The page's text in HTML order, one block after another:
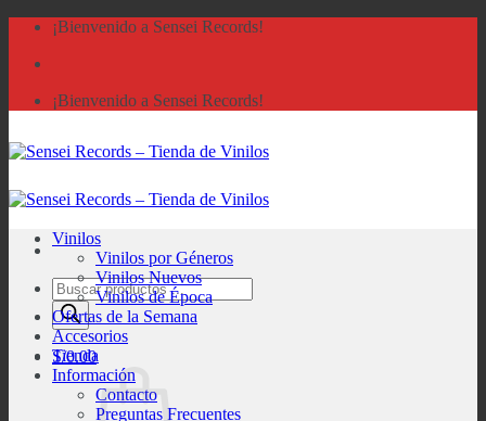
Saltar
contenido
¡Bienvenido a Sensei Records!
¡Bienvenido a Sensei Records!
Búsqueda
de
productos
S/0.00
Vinilos
Vinilos por Géneros
Vinilos Nuevos
Vinilos de Época
Ofertas de la Semana
Accesorios
Tienda
Información
Contacto
Preguntas Frecuentes